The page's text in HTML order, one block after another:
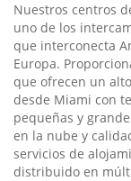
Nuestros centros
uno de los
que interconecta
Europa.
que ofrecen un
desde Miami con
pequeñas y
en la nube y
servicios de
distribuido en